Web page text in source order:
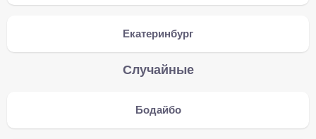
Екатеринбург
Случайные
Бодайбо